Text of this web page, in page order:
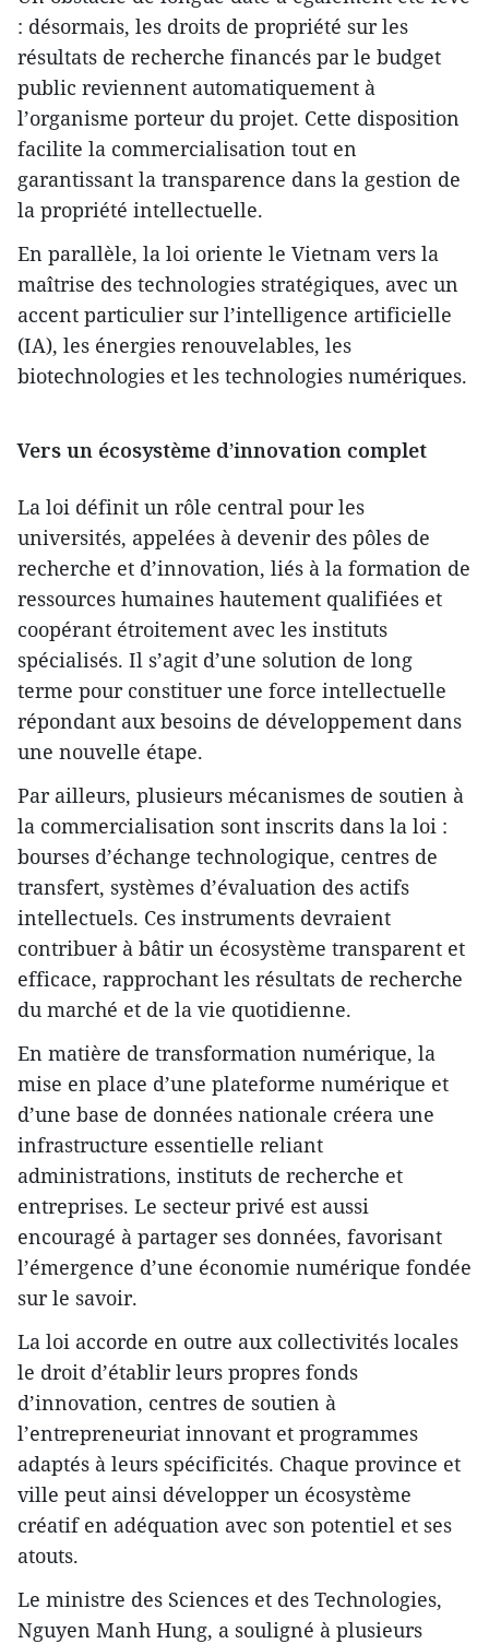
: désormais, les droits de propriété sur les
résultats de recherche financés par le budget
public reviennent automatiquement à
l’organisme porteur du projet. Cette disposition
facilite la commercialisation tout en
garantissant la transparence dans la gestion de
la propriété intellectuelle.
En parallèle, la loi oriente le Vietnam vers la
maîtrise des technologies stratégiques, avec un
accent particulier sur l’intelligence artificielle
(IA), les énergies renouvelables, les
biotechnologies et les technologies numériques.
Vers un écosystème d’innovation complet
La loi définit un rôle central pour les
universités, appelées à devenir des pôles de
recherche et d’innovation, liés à la formation de
ressources humaines hautement qualifiées et
coopérant étroitement avec les instituts
spécialisés. Il s’agit d’une solution de long
terme pour constituer une force intellectuelle
répondant aux besoins de développement dans
une nouvelle étape.
Par ailleurs, plusieurs mécanismes de soutien à
la commercialisation sont inscrits dans la loi :
bourses d’échange technologique, centres de
transfert, systèmes d’évaluation des actifs
intellectuels. Ces instruments devraient
contribuer à bâtir un écosystème transparent et
efficace, rapprochant les résultats de recherche
du marché et de la vie quotidienne.
En matière de transformation numérique, la
mise en place d’une plateforme numérique et
d’une base de données nationale créera une
infrastructure essentielle reliant
administrations, instituts de recherche et
entreprises. Le secteur privé est aussi
encouragé à partager ses données, favorisant
l’émergence d’une économie numérique fondée
sur le savoir.
La loi accorde en outre aux collectivités locales
le droit d’établir leurs propres fonds
d’innovation, centres de soutien à
l’entrepreneuriat innovant et programmes
adaptés à leurs spécificités. Chaque province et
ville peut ainsi développer un écosystème
créatif en adéquation avec son potentiel et ses
atouts.
Le ministre des Sciences et des Technologies,
Nguyen Manh Hung, a souligné à plusieurs